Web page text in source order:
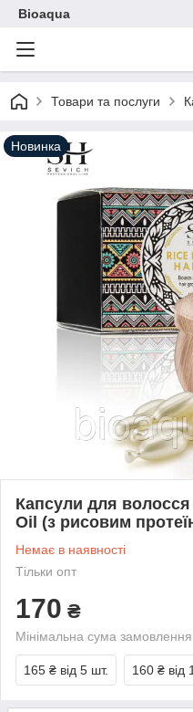
Bioaqua
Товари та послуги
Новинка
Капсули для
Oil (з рисовим
Немає в наявності
Тільки опт
170 ₴
Мінімальна сума
165 ₴ від 5 шт. 160 ₴ від